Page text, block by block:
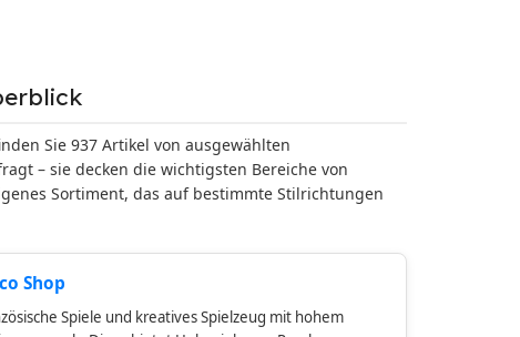
Sie 937 Artikel von ausgewählten
– sie decken die wichtigsten Bereiche von
Sortiment, das auf bestimmte Stilrichtungen
Shop
Spiele und kreatives Spielzeug mit hohem